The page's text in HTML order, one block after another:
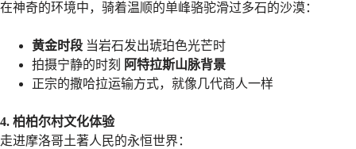
在神奇的环境中，骑着温顺的单峰骆驼滑过多石的沙漠：
黄金时段 当岩石发出琥珀色光芒时
拍摄宁静的时刻
阿特拉斯山脉背景
正宗的撒哈拉运输方式，就像几代商人一样
4. 柏柏尔村文化体验
走进摩洛哥土著人民的永恒世界：